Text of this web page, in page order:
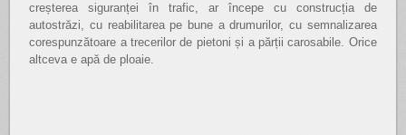
creșterea siguranței în trafic, ar începe cu construcția de
autostrăzi, cu reabilitarea pe bune a drumurilor, cu semnalizarea
corespunzătoare a trecerilor de pietoni și a părții carosabile. Orice
altceva e apă de ploaie.